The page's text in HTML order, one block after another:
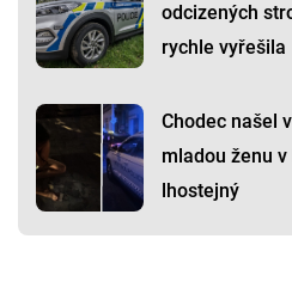
odcizených
rychle vyřešila
Chodec našel
mladou ženu
lhostejný